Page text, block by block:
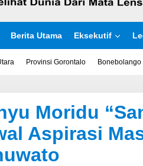
Berita Utama Eksekutif
Provinsi Gorontalo Bonebolango
Moridu
Aspirasi